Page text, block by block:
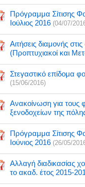
Πρόγραμμα Σίτισης
Ιούλιος 2016 (04/07/
Αιτήσεις διαμονής
(Προπτυχιακοί και
Στεγαστικό επίδομα
(15/06/2016)
Ανακοίνωση για τους
ξενοδοχείων της
Πρόγραμμα Σίτισης
Ιούνιος 2016 (26/05/
Αλλαγή διαδικασίας
το ακαδ. έτος 2015-